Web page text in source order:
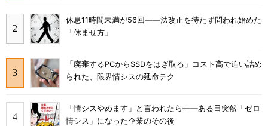
休息11時間未満が56回――法改正を待たず問われ始めた
「休ませ方」
「廃棄するPCからSSDをはぎ取る」コスト高で追い詰め
られた、限界情シスの延命テク
「情シスやめます」と言われたら――ある日突然「ゼロ
情シス」になった企業のその後